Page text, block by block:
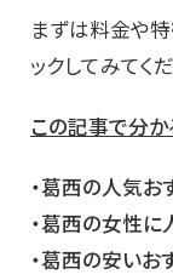
まずは料金や
ックしてみてく
この記事で分か
・葛西の人気
・葛西の女性
・葛西の安いお